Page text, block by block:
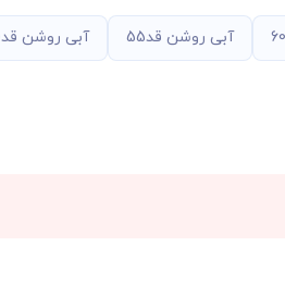
آبی روشن قد55 آبی روشن قد60